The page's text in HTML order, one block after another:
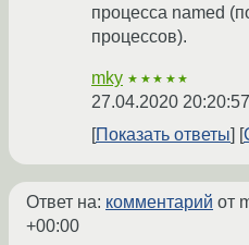
процесса named
процессов).
mky ★★★★★
27.04.2020
Показать ответы
Ответ на: комментарий от
+00:00